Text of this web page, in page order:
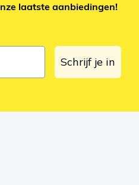
laatste aanbiedingen!
Schrijf je in